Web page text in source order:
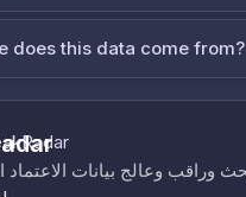
does this data come from?